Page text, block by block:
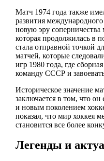
Матч 1974 года также
развития
новую эру
которая продолжилась в
стала отправной точкой
матчей, которые
игр 1980 года, где
команду СССР и
Историческое значение
заключается в том, что
и новым поколением
показал, что мир хоккея
становится все более
Легенды и